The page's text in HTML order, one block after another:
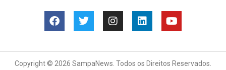
Copyright © 2026 SampaNews. Todos os Direitos Reservados.